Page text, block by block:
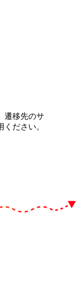
遷移先のサ
ださい。